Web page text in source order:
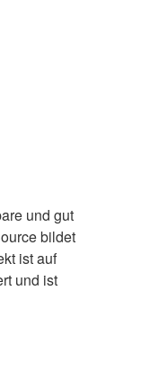
und gut
bildet
ist auf
und ist